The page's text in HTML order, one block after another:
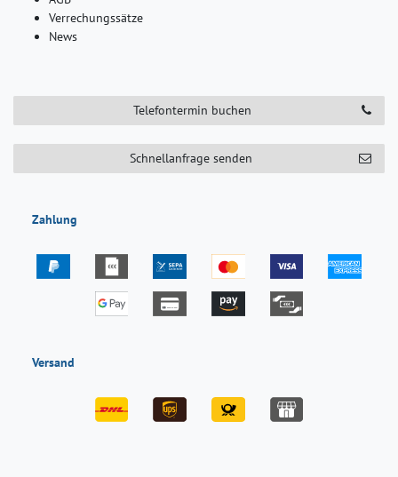
Verrechungssätze
News
Telefontermin buchen
Schnellanfrage senden
Zahlung
Versand